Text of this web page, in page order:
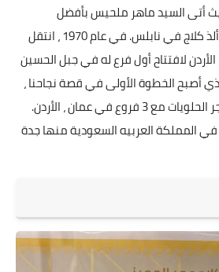
أتى السيد ماهر ملحيس بأفضل
المكونات الخاصة لتقديم ألذ كلاج في نابلس. في عام 1970 ، انتقل
لافتتاح أول فرع له في جبل الحسين
أصبح الخطوة الأولى في قصة نجاحنا ،
والآن أصبح أحد أشهر متاجر الحلويات مع 3 فروع في عمان ، الأردن.
في المملكة العربيه السعودية منها جدة